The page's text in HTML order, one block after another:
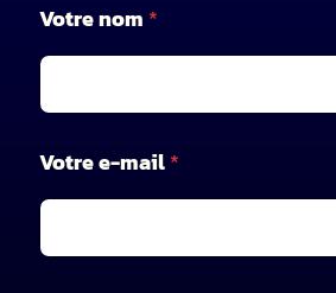
o
t
r
e
-
m
a
l
Votre nom *
Votre e-mail*